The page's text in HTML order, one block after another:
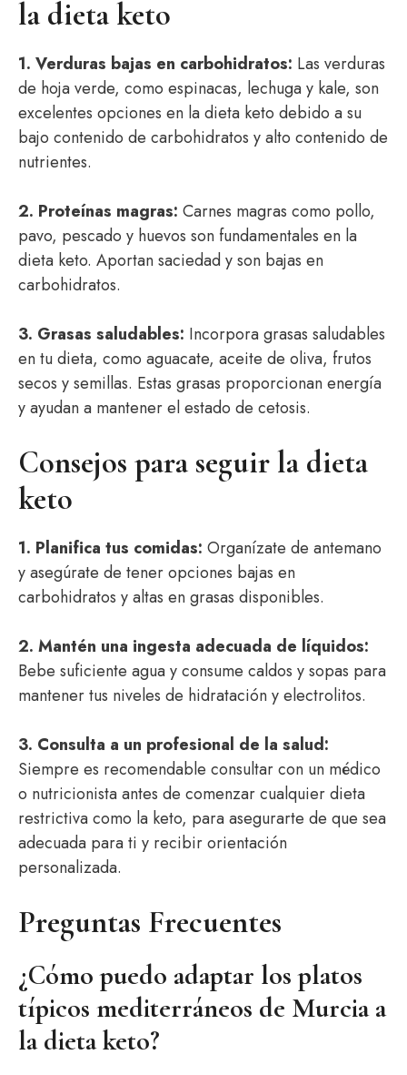
la dieta keto
1. Verduras bajas en carbohidratos: Las verduras
de hoja verde, como espinacas, lechuga y kale, son
excelentes opciones en la dieta keto debido a su
bajo contenido de carbohidratos y alto contenido de
nutrientes.
2. Proteínas magras: Carnes magras como pollo,
pavo, pescado y huevos son fundamentales en la
dieta keto. Aportan saciedad y son bajas en
carbohidratos.
3. Grasas saludables: Incorpora grasas saludables
en tu dieta, como aguacate, aceite de oliva, frutos
secos y semillas. Estas grasas proporcionan energía
y ayudan a mantener el estado de cetosis.
Consejos para seguir la dieta
keto
1. Planifica tus comidas: Organízate de antemano
y asegúrate de tener opciones bajas en
carbohidratos y altas en grasas disponibles.
2. Mantén una ingesta adecuada de líquidos:
Bebe suficiente agua y consume caldos y sopas para
mantener tus niveles de hidratación y electrolitos.
3. Consulta a un profesional de la salud:
Siempre es recomendable consultar con un médico
o nutricionista antes de comenzar cualquier dieta
restrictiva como la keto, para asegurarte de que sea
adecuada para ti y recibir orientación
personalizada.
Preguntas Frecuentes
¿Cómo puedo adaptar los platos
típicos mediterráneos de Murcia a
la dieta keto?